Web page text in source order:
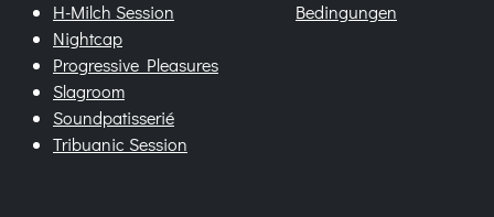
H-Milch Session
Nightcap
Progressive Pleasures
Slagroom
Soundpatisserié
Tribuanic Session
Bedingungen